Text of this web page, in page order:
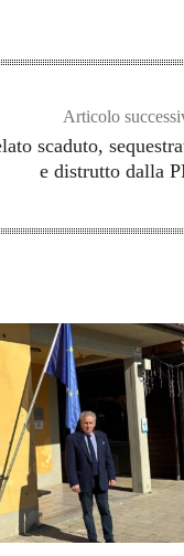
Articolo
scaduto,
e distrutto dalla